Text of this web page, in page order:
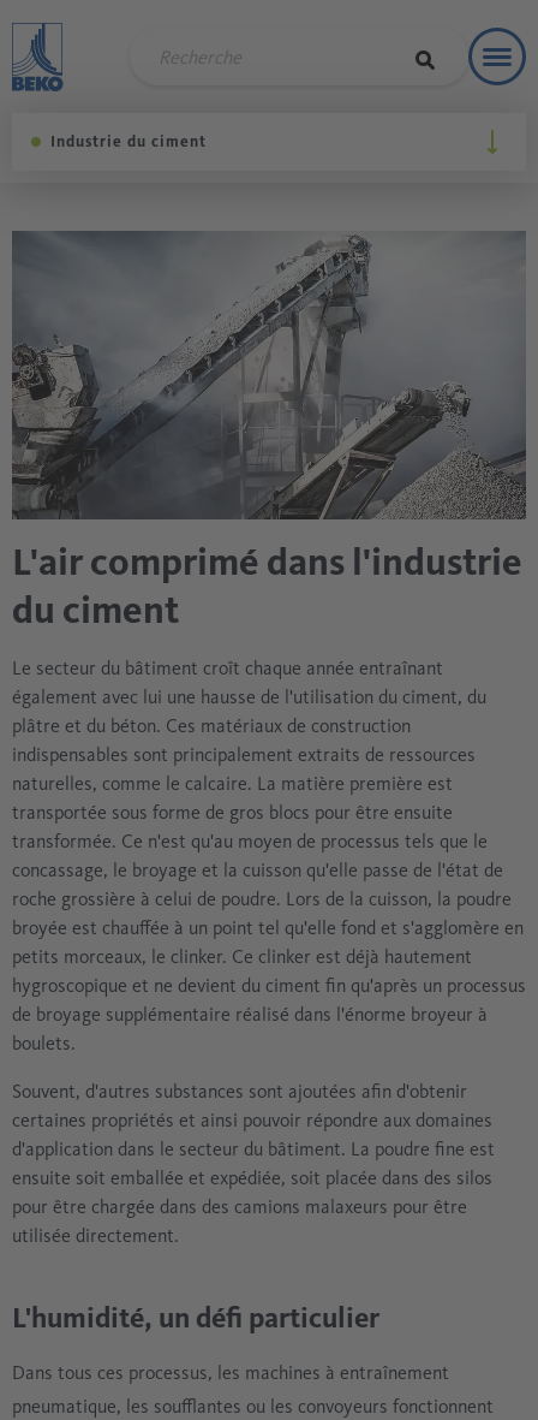
Industrie du ciment
L'air comprimé dans l'industrie
du ciment
Le secteur du bâtiment croît chaque année entraînant
également avec lui une hausse de l'utilisation du ciment, du
plâtre et du béton. Ces matériaux de construction
indispensables sont principalement extraits de ressources
naturelles, comme le calcaire. La matière première est
transportée sous forme de gros blocs pour être ensuite
transformée. Ce n'est qu'au moyen de processus tels que le
concassage, le broyage et la cuisson qu'elle passe de l'état de
roche grossière à celui de poudre. Lors de la cuisson, la poudre
broyée est chauffée à un point tel qu'elle fond et s'agglomère en
petits morceaux, le clinker. Ce clinker est déjà hautement
hygroscopique et ne devient du ciment fin qu'après un processus
de broyage supplémentaire réalisé dans l'énorme broyeur à
boulets.
Souvent, d'autres substances sont ajoutées afin d'obtenir
certaines propriétés et ainsi pouvoir répondre aux domaines
d'application dans le secteur du bâtiment. La poudre fine est
ensuite soit emballée et expédiée, soit placée dans des silos
pour être chargée dans des camions malaxeurs pour être
utilisée directement.
L'humidité, un défi particulier
Dans tous ces processus, les machines à entraînement
pneumatique, les soufflantes ou les convoyeurs fonctionnent